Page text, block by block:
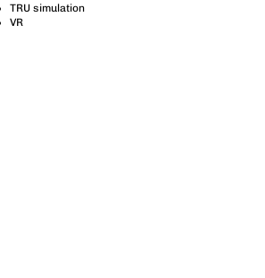
TRU simulation
VR